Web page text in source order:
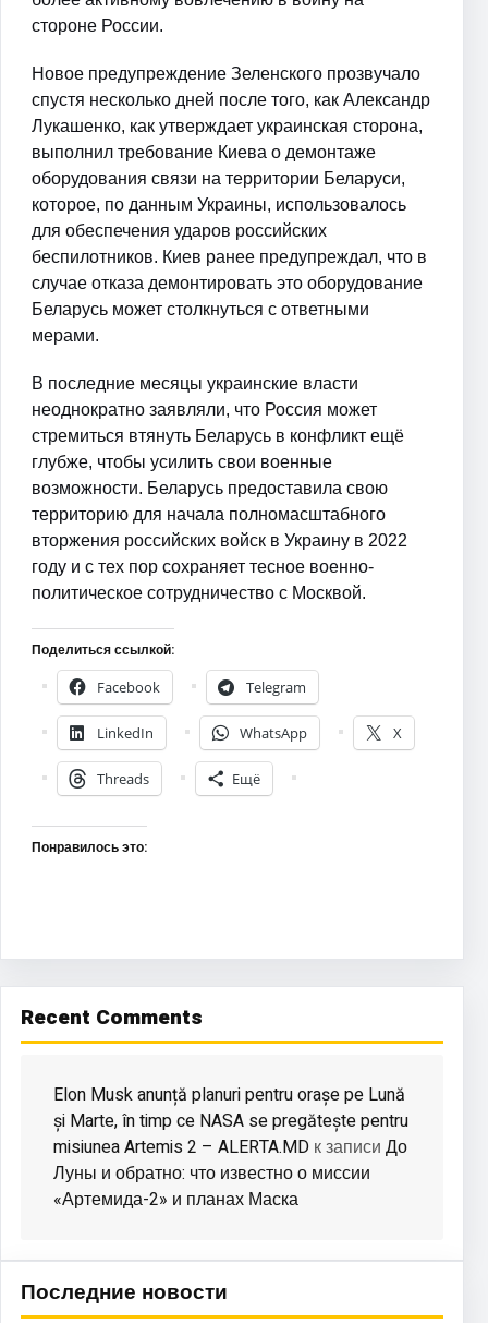
стороне России.
Новое предупреждение Зеленского прозвучало
спустя несколько дней после того, как Александр
Лукашенко, как утверждает украинская сторона,
выполнил требование Киева о демонтаже
оборудования связи на территории Беларуси,
которое, по данным Украины, использовалось
для обеспечения ударов российских
беспилотников. Киев ранее предупреждал, что в
случае отказа демонтировать это оборудование
Беларусь может столкнуться с ответными
мерами.
В последние месяцы украинские власти
неоднократно заявляли, что Россия может
стремиться втянуть Беларусь в конфликт ещё
глубже, чтобы усилить свои военные
возможности. Беларусь предоставила свою
территорию для начала полномасштабного
вторжения российских войск в Украину в 2022
году и с тех пор сохраняет тесное военно-
политическое сотрудничество с Москвой.
Поделиться ссылкой:
Facebook
Telegram
LinkedIn WhatsApp X
Threads Ещё
Понравилось это:
Recent Comments
Elon Musk anunță planuri pentru orașe pe Lună
și Marte, în timp ce NASA se pregătește pentru
misiunea Artemis 2 – ALERTA.MD к записи До
Луны и обратно: что известно о миссии
«Артемида-2» и планах Маска
Последние новости